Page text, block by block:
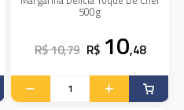
500g
R$ 10,79 R$ 10,48